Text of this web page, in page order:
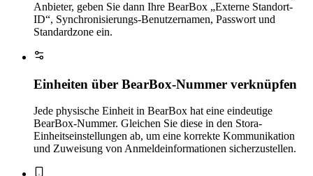
Anbieter, geben Sie dann Ihre BearBox „Externe Standort-
ID“, Synchronisierungs-Benutzernamen, Passwort und
Standardzone ein.
Einheiten über BearBox-Nummer verknüpfen
Jede physische Einheit in BearBox hat eine eindeutige
BearBox-Nummer. Gleichen Sie diese in den Stora-
Einheitseinstellungen ab, um eine korrekte Kommunikation
und Zuweisung von Anmeldeinformationen sicherzustellen.